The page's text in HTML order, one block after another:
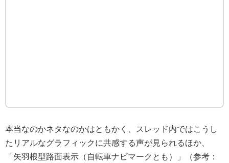
本当なのかネタなのかはともかく、スレッド内ではこうし
たリアルなグラフィックに共感する声が見られるほか、
「矢羽根型路面表示（自転車ナビマークとも）」（参考：